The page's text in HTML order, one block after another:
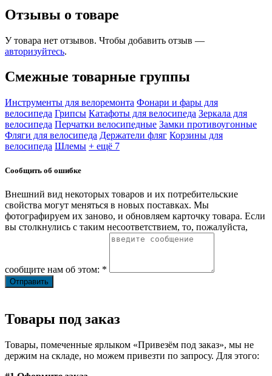
Отзывы о товаре
У товара нет отзывов. Чтобы добавить отзыв —
авторизуйтесь.
Смежные товарные группы
Инструменты для велоремонта Фонари и фары для
велосипеда Грипсы Катафоты для велосипеда Зеркала для
велосипеда Перчатки велосипедные Замки противоугонные
Фляги для велосипеда Держатели фляг Корзины для
велосипеда Шлемы + ещё 7
Сообщить об ошибке
Внешний вид некоторых товаров и их потребительские
свойства могут меняться в новых поставках. Мы
фотографируем их заново, и обновляем карточку товара. Если
вы столкнулись с таким несоответствием, то, пожалуйста,
сообщите нам об этом: *
Товары под заказ
Товары, помеченные ярлыком «Привезём под заказ», мы не
держим на складе, но можем привезти по запросу. Для этого: